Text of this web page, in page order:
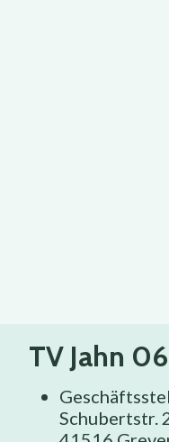
TV Jahn
Schubertstr.